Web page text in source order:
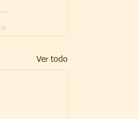
Ver todo